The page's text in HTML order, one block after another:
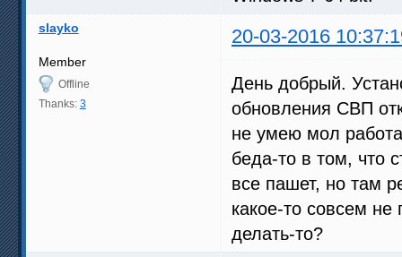
slayko 20-03-2016
Member
Offline
Thanks: 3
День добрый.
обновления СВП
не умею мол
беда-то в том, что
все пашет, но там
какое-то совсем не
делать-то?